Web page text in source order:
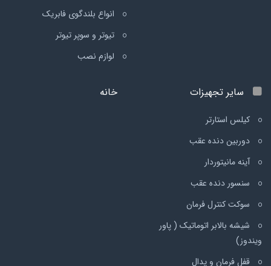
انواع بلندگوی فابریک
تیوتر و سوپر تیوتر
لوازم نصب
سایر تجهیزات
کیلس استارتر
دوربین دنده عقب
آینه مانیتوردار
سنسور دنده عقب
سوکت کنترل فرمان
شیشه بالابر اتوماتیک ( پاور
ویندوز)
قفل فرمان و پدال
خانه